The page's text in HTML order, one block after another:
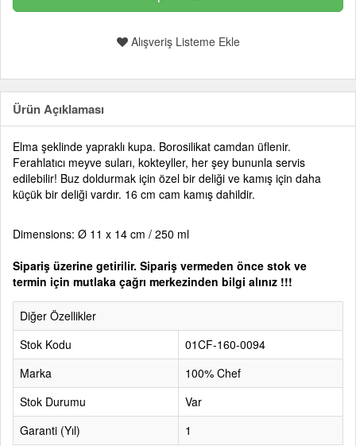
Alışveriş Listeme Ekle
Ürün Açıklaması
Elma şeklinde yapraklı kupa. Borosilikat camdan üflenir.
Ferahlatıcı meyve suları, kokteyller, her şey bununla servis
edilebilir! Buz doldurmak için özel bir deliği ve kamış için daha
küçük bir deliği vardır. 16 cm cam kamış dahildir.
Dimensions: Ø 11 x 14 cm / 250 ml
Sipariş üzerine getirilir. Sipariş vermeden önce stok ve
termin için mutlaka çağrı merkezinden bilgi alınız !!!
Diğer Özellikler
Stok Kodu
01CF-160-0094
Marka
100% Chef
Stok Durumu
Var
Garanti (Yıl)
1